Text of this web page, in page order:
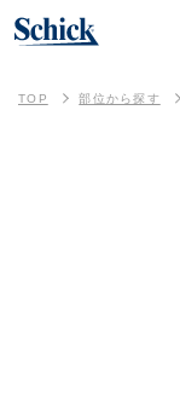
TOP 部位から探す